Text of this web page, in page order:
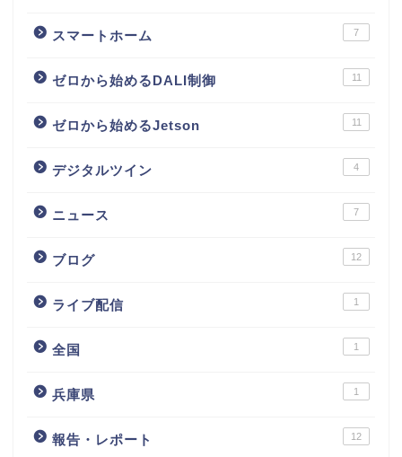
スマートホーム 7
ゼロから始めるDALI制御 11
ゼロから始めるJetson 11
デジタルツイン 4
ニュース 7
ブログ 12
ライブ配信 1
全国 1
兵庫県 1
報告・レポート 12